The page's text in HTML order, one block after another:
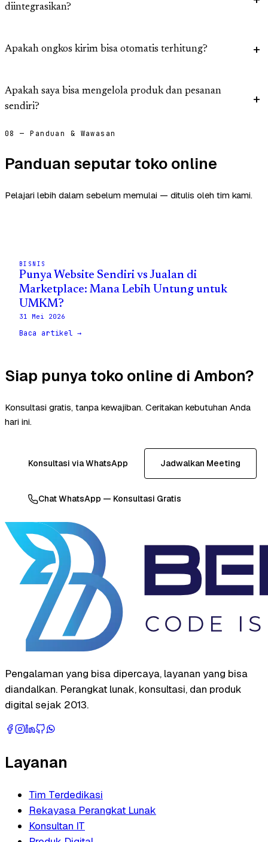
diintegrasikan?
Apakah ongkos kirim bisa otomatis terhitung?
Apakah saya bisa mengelola produk dan pesanan
sendiri?
08 — Panduan & Wawasan
Panduan seputar toko online
Pelajari lebih dalam sebelum memulai — ditulis oleh tim kami.
BISNIS
Punya Website Sendiri vs Jualan di
Marketplace: Mana Lebih Untung untuk
UMKM?
31 Mei 2026
Baca artikel →
Siap punya toko online di Ambon?
Konsultasi gratis, tanpa kewajiban. Ceritakan kebutuhan Anda
hari ini.
Konsultasi via WhatsApp Jadwalkan Meeting
Chat WhatsApp — Konsultasi Gratis
Pengalaman yang bisa dipercaya, layanan yang bisa
diandalkan. Perangkat lunak, konsultasi, dan produk
digital sejak 2013.
Layanan
Tim Terdedikasi
Rekayasa Perangkat Lunak
Konsultan IT